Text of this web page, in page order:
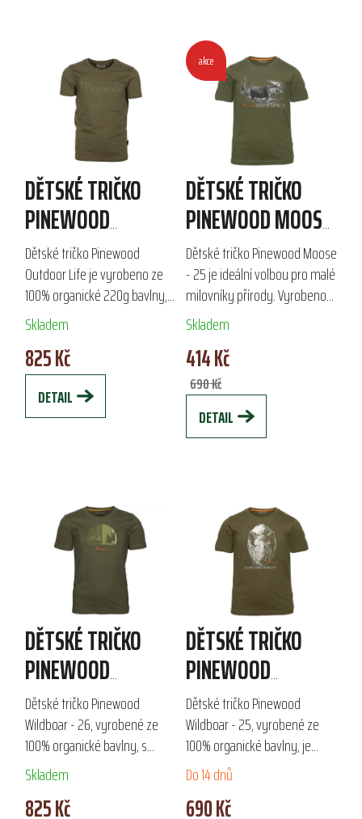
DĚTSKÉ TRIČKO
PINEWOOD
OUTDOOR LIFE
Dětské tričko Pinewood
Outdoor Life je vyrobeno ze
100% organické 220g bavlny,
která zajišťuje pohodlí a
prodyšnost. Je ideální pro
outdoorové aktivity i volný
čas, a to díky...
Skladem
825 Kč
DETAIL
akce
DĚTSKÉ TRIČKO
PINEWOOD MOOSE
- 25
Dětské tričko Pinewood Moose
- 25 je ideální volbou pro malé
milovníky přírody. Vyrobeno
ze 100 % organické bavlny s
certifikací GOTS, zajišťuje
pohodlí a bezpečnost pro...
Skladem
414 Kč
690 Kč
DETAIL
DĚTSKÉ TRIČKO
PINEWOOD
WILDBOAR - 26
Dětské tričko Pinewood
Wildboar - 26, vyrobené ze
100% organické bavlny, s
výrazným potiskem divočáka,
je ideální volbou pro malé
dobrodruhy a milovníky
Skladem
825 Kč
DĚTSKÉ TRIČKO
PINEWOOD
WILDBOAR - 25
Dětské tričko Pinewood
Wildboar - 25, vyrobené ze
100% organické bavlny, je
ideální volbou pro malé
milovníky přírody. S
výrazným potiskem divočáka
Do 14 dnů
690 Kč